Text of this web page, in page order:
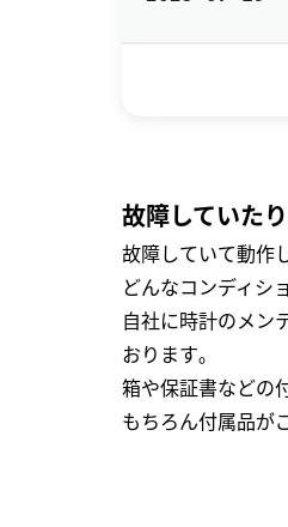
故障していた
故障していて動作
どんなコンディシ
自社に時計のメン
おります｡
箱や保証書などの
もちろん付属品が